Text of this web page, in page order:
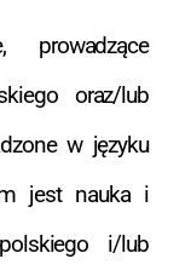
prowadzące
oraz/lub
w języku
jest nauka i
i/lub